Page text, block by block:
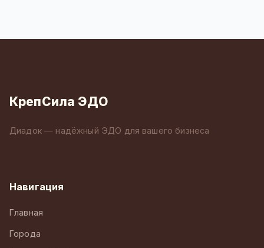
КрепСила ЭДО
Диадок — надёжный ЭДО для вашего бизнеса
Навигация
Главная
Города